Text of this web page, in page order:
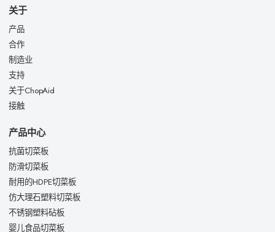
关于
产品
合作
制造业
支持
关于ChopAid
接触
产品中心
抗菌切菜板
防滑切菜板
耐用的HDPE切菜板
仿大理石塑料切菜板
不锈钢塑料砧板
婴儿食品切菜板